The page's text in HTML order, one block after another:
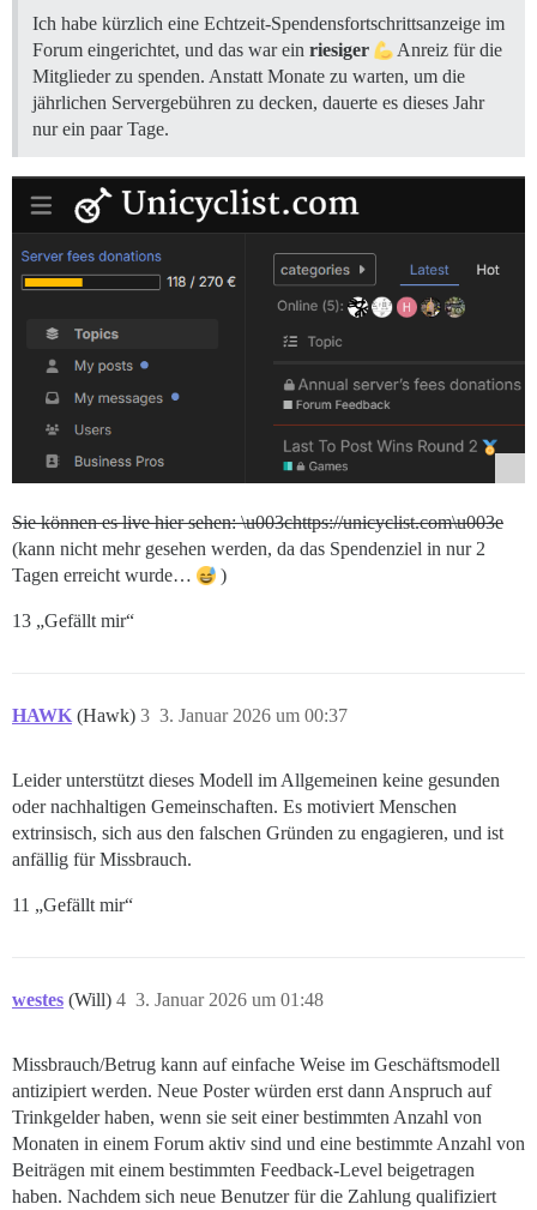
Ich habe kürzlich eine Echtzeit-Spendensfortschrittsanzeige im
Forum eingerichtet, und das war ein riesiger
Anreiz für die
Mitglieder zu spenden. Anstatt Monate zu warten, um die
jährlichen Servergebühren zu decken, dauerte es dieses Jahr
nur ein paar Tage.
Sie können es live hier sehen: \u003chttps://unicyclist.com\u003e
(kann nicht mehr gesehen werden, da das Spendenziel in nur 2
Tagen erreicht wurde…
)
13 „Gefällt mir“
HAWK (Hawk) 3. Januar 2026 um 00:37
3
Leider unterstützt dieses Modell im Allgemeinen keine gesunden
oder nachhaltigen Gemeinschaften. Es motiviert Menschen
extrinsisch, sich aus den falschen Gründen zu engagieren, und ist
anfällig für Missbrauch.
11 „Gefällt mir“
westes (Will) 3. Januar 2026 um 01:48
4
Missbrauch/Betrug kann auf einfache Weise im Geschäftsmodell
antizipiert werden. Neue Poster würden erst dann Anspruch auf
Trinkgelder haben, wenn sie seit einer bestimmten Anzahl von
Monaten in einem Forum aktiv sind und eine bestimmte Anzahl von
Beiträgen mit einem bestimmten Feedback-Level beigetragen
haben. Nachdem sich neue Benutzer für die Zahlung qualifiziert